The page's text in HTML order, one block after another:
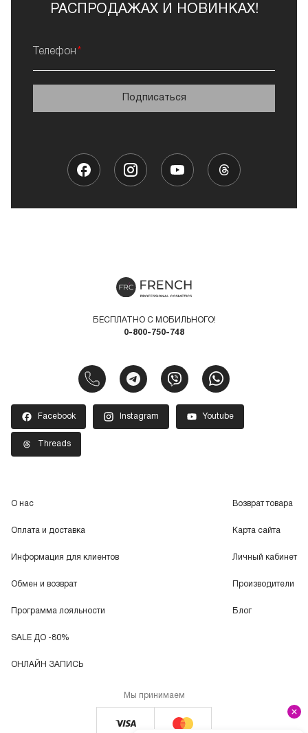
РАСПРОДАЖАХ И НОВИНКАХ!
Телефон
Подписаться
БЕСПЛАТНО С МОБИЛЬНОГО!
0-800-750-748
Facebook Instagram Youtube
Threads
О нас
Оплата и доставка
Информация для клиентов
Обмен и возврат
Программа лояльности
SALE ДО -80%
ОНЛАЙН ЗАПИСЬ
Возврат товара
Карта сайта
Личный кабинет
Производители
Блог
Мы принимаем